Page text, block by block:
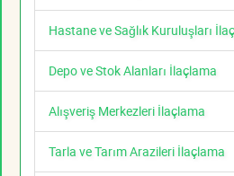
Hastane ve Sağlık Kuruluşları
Depo ve Stok Alanları İlaçlama
Alışveriş Merkezleri İlaçlama
Tarla ve Tarım Arazileri İlaçlama